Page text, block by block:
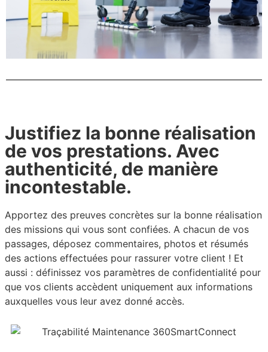
Justifiez la bonne réalisation
de vos prestations. Avec
authenticité, de manière
incontestable.
Apportez des preuves concrètes sur la bonne réalisation
des missions qui vous sont confiées. A chacun de vos
passages, déposez commentaires, photos et résumés
des actions effectuées pour rassurer votre client ! Et
aussi : définissez vos paramètres de confidentialité pour
que vos clients accèdent uniquement aux informations
auxquelles vous leur avez donné accès.